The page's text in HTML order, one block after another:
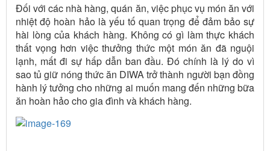
Đối với các nhà hàng, quán ăn, việc phục vụ món ăn với
nhiệt độ hoàn hảo là yếu tố quan trọng để đảm bảo sự
hài lòng của khách hàng. Không có gì làm thực khách
thất vọng hơn việc thưởng thức một món ăn đã nguội
lạnh, mất đi sự hấp dẫn ban đầu. Đó chính là lý do vì
sao tủ giữ nóng thức ăn DIWA trở thành người bạn đồng
hành lý tưởng cho những ai muốn mang đến những bữa
ăn hoàn hảo cho gia đình và khách hàng.